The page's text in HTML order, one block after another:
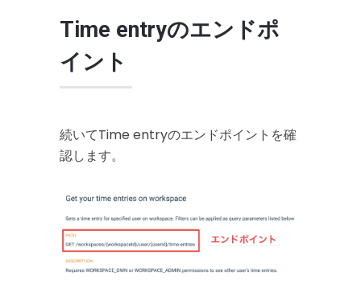
Time entryのエンドポ
イント
続いてTime entryのエンドポイントを確
認します。